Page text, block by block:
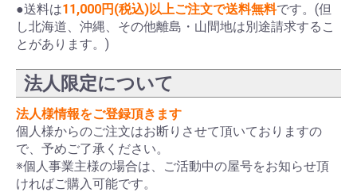
●送料は11,000円(税込)以上ご注文で送料無料です。(但
し北海道、沖縄、その他離島・山間地は別途請求するこ
とがあります。)
法人限定について
法人様情報をご登録頂きます
個人様からのご注文はお断りさせて頂いておりますの
で、予めご了承ください。
※個人事業主様の場合は、ご活動中の屋号をお知らせ頂
ければご購入可能です。